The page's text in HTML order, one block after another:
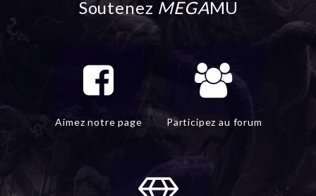
Soutenez MEGAMU
Aimez notre page Participez au forum